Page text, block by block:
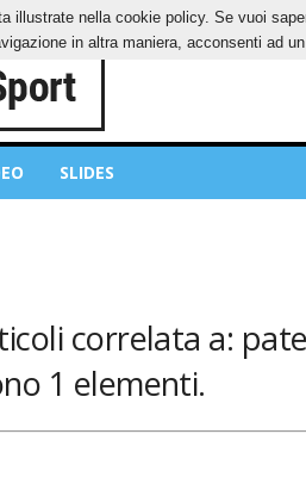
SLIDES
correlata a:
1 elementi.
nella cookie policy. Se vuoi
in altra maniera, acconsenti ad